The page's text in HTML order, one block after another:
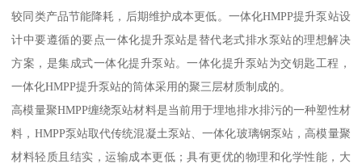
较同类产品节能降耗，后期维护成本更低。一体化HMPP提升泵站设
计中要遵循的要点一体化提升泵站是替代老式排水泵站的理想解决
方案，是集成式一体化提升泵站。一体化提升泵站为交钥匙工程，
一体化HMPP提升泵站的筒体采用的聚三层材质制成的。
高模量聚HMPP缠绕泵站材料是当前用于埋地排水排污的一种塑性材
料，HMPP泵站取代传统混凝土泵站、一体化玻璃钢泵站，高模量聚
材料轻质且结实，运输成本更低；具有更优的物理和化学性能，大